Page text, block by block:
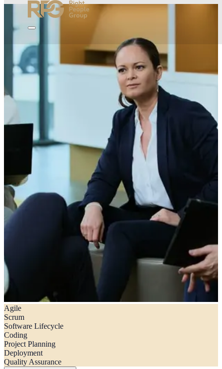
Mitä on ohjelmistokehitys: Opas IT-projektinjohtajille
Agile
Scrum
Software Lifecycle
Coding
Project Planning
Deployment
Quality Assurance